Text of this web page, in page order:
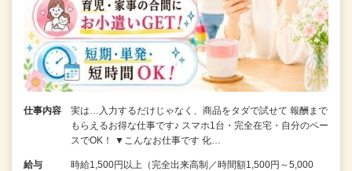
仕事内容
実は…入力するだけじゃなく、商品をタダで試せて 報酬まで
もらえるお得な仕事です♪ スマホ1台・完全在宅・自分のペー
スでOK！ ▼こんなお仕事です 化…
給与
時給1,500円以上（完全出来高制／時間額1,500円～5,000